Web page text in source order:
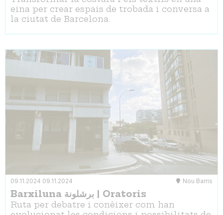
eina per crear espais de trobada i conversa a
la ciutat de Barcelona.
09.11.2024 09.11.2024 Nou Barris
Barxiluna برشلونة | Oratoris
Ruta per debatre i conèixer com han